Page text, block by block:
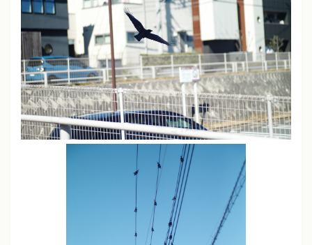
JPEG撮りっぱなし
ライカM11、M10-P、M240、SL
中